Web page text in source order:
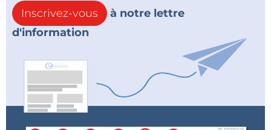
Inscrivez-vous
à notre lettre
d'information